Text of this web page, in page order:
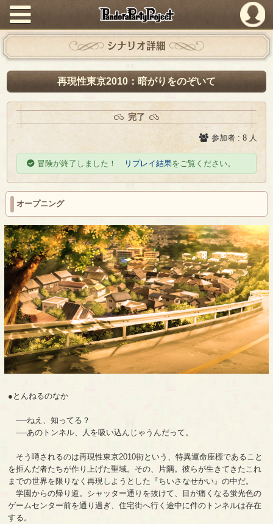
PandoraPartyProject
シナリオ詳細
再現性東京2010：暗がりをのぞいて
完了
参加者 : 8 人
冒険が終了しました！ リプレイ結果をご覧ください。
オープニング
●とんねるのなか
──ねえ、知ってる？
──あのトンネル、人を吸い込んじゃうんだって。
そう噂されるのは再現性東京2010街という、特異運命座標であること
を拒んだ者たちが作り上げた聖域。その、片隅。彼らが生きてきたこれ
までの世界を限りなく再現しようとした『ちいさなせかい』の中だ。
学園からの帰り道。シャッター通りを抜けて、目が痛くなる蛍光色の
ゲームセンター前を通り過ぎ、住宅街へ行く途中に件のトンネルは存在
する。